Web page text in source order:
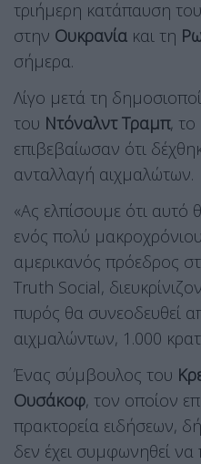
τριήμερη κατάπαυση
στην Ουκρανία και τη
σήμερα.
Λίγο μετά τη
του Ντόναλντ Τραμπ,
επιβεβαίωσαν ότι
ανταλλαγή αιχμαλώτων.
«Ας ελπίσουμε ότι αυτό
ενός πολύ
αμερικανός πρόεδρος
Truth Social,
πυρός θα συνεοδευθεί
αιχμαλώντων, 1.000
Ένας σύμβουλος του
Ουσάκοφ, τον οποίον
πρακτορεία ειδήσεων,
δεν έχει συμφωνηθεί